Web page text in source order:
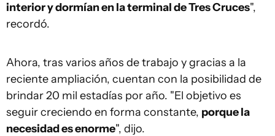
interior y dormían en la terminal de Tres Cruces",
recordó.
Ahora, tras varios años de trabajo y gracias a la
reciente ampliación, cuentan con la posibilidad de
brindar 20 mil estadías por año. "El objetivo es
seguir creciendo en forma constante, porque la
necesidad es enorme", dijo.